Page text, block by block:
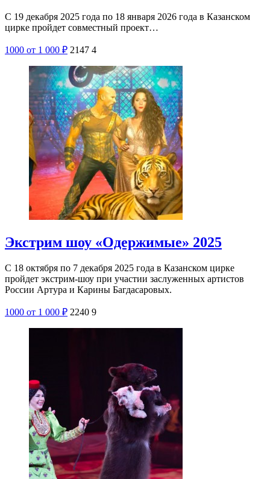
С 19 декабря 2025 года по 18 января 2026 года в Казанском
цирке пройдет совместный проект…
1000 от 1 000 ₽ 2147 4
Экстрим шоу «Одержимые» 2025
С 18 октября по 7 декабря 2025 года в Казанском цирке
пройдет экстрим-шоу при участии заслуженных артистов
России Артура и Карины Багдасаровых.
1000 от 1 000 ₽ 2240 9